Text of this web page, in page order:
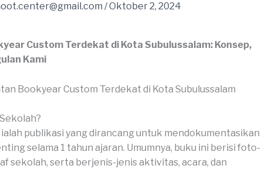
/Oktober 2, 2024
Custom Terdekat di Kota Subulussalam: Konsep,
Kami
ialah publikasi yang dirancang untuk mendokumentasikan
selama 1 tahun ajaran. Umumnya, buku ini berisi foto-
sekolah, serta berjenis-jenis aktivitas, acara, dan